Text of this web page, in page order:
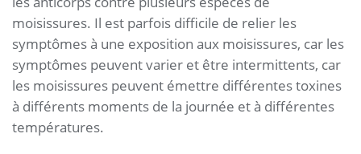
moisissures. Il est parfois difficile de relier les
symptômes à une exposition aux moisissures, car les
symptômes peuvent varier et être intermittents, car
les moisissures peuvent émettre différentes toxines
à différents moments de la journée et à différentes
températures.